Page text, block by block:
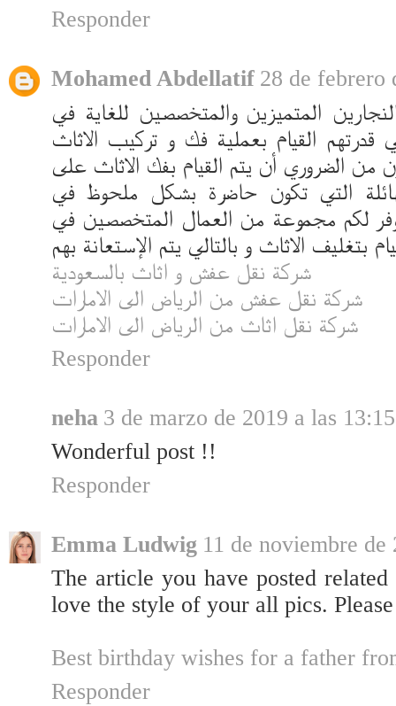
Responder
Mohamed Abdellatif 28 de febrero
المتميزين والمتخصصين للغاية في
القيام بعملية فك و تركيب الاثاث
من الضروري أن يتم القيام بفك الاثاث على
التي تكون حاضرة بشكل ملحوظ في
لكم مجموعة من العمال المتخصصين في
شركة نقل عفش و اثاث بالسعودية
شركة نقل عفش من الرياض الى الامارات
شركة نقل اثاث من الرياض الى الامارات
Responder
neha 3 de marzo de 2019 a las 13:15
Wonderful post !!
Responder
Emma Ludwig 11 de noviembre de
The article you have posted
love the style of your all pics.
Best birthday wishes for a father
Responder